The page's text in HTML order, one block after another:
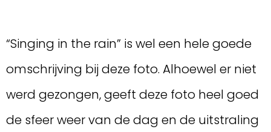
“Singing in the rain” is wel een hele goede
omschrijving bij deze foto. Alhoewel er niet
werd gezongen, geeft deze foto heel goed
de sfeer weer van de dag en de uitstraling